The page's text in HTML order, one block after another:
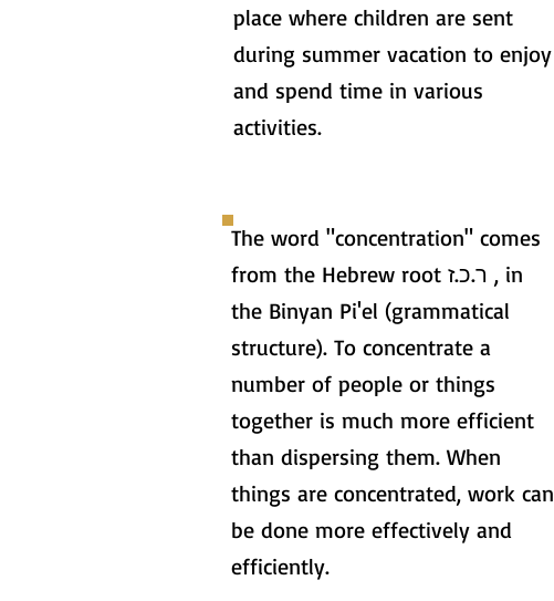
place where children are sent
during summer vacation to enjoy
and spend time in various
activities.
The word "concentration" comes
from the Hebrew root ר.כ.ז , in
the Binyan Pi'el (grammatical
structure). To concentrate a
number of people or things
together is much more efficient
than dispersing them. When
things are concentrated, work can
be done more effectively and
efficiently.